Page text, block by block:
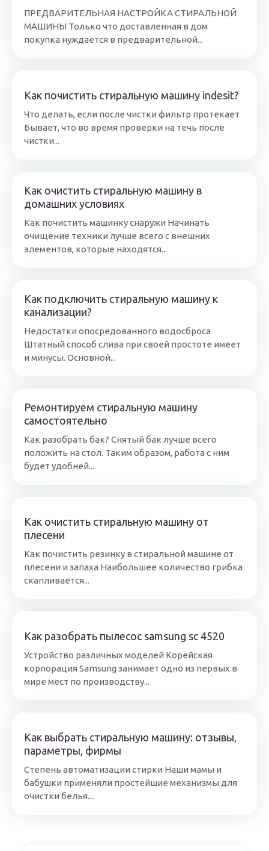
ПРЕДВАРИТЕЛЬНАЯ НАСТРОЙКА СТИРАЛЬНОЙ
МАШИНЫ Только что доставленная в дом
покупка нуждается в предварительной...
Как почистить стиральную машину indesit?
Что делать, если после чистки фильтр протекает
Бывает, что во время проверки на течь после
чистки...
Как очистить стиральную машину в
домашних условиях
Как почистить машинку снаружи Начинать
очищение техники лучше всего с внешних
элементов, которые находятся...
Как подключить стиральную машину к
канализации?
Недостатки опосредованного водосброса
Штатный способ слива при своей простоте имеет
и минусы. Основной...
Ремонтируем стиральную машину
самостоятельно
Как разобрать бак? Снятый бак лучше всего
положить на стол. Таким образом, работа с ним
будет удобней...
Как очистить стиральную машину от
плесени
Как почистить резинку в стиральной машине от
плесени и запаха Наибольшее количество грибка
скапливается...
Как разобрать пылесос samsung sc 4520
Устройство различных моделей Корейская
корпорация Samsung занимает одно из первых в
мире мест по производству...
Как выбрать стиральную машину: отзывы,
параметры, фирмы
Степень автоматизации стирки Наши мамы и
бабушки применяли простейшие механизмы для
очистки белья....